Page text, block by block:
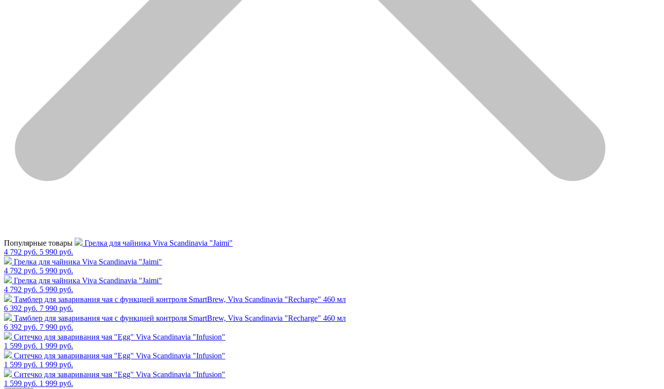
Популярные товары
Грелка для чайника Viva Scandinavia "Jaimi"
4 792 руб. 5 990 руб.
Грелка для чайника Viva Scandinavia "Jaimi"
4 792 руб. 5 990 руб.
Грелка для чайника Viva Scandinavia "Jaimi"
4 792 руб. 5 990 руб.
Тамблер для заваривания чая с функцией контроля SmartBrew, Viva Scandinavia "Recharge" 460 мл
6 392 руб. 7 990 руб.
Тамблер для заваривания чая с функцией контроля SmartBrew, Viva Scandinavia "Recharge" 460 мл
6 392 руб. 7 990 руб.
Cитечко для заваривания чая "Egg" Viva Scandinavia "Infusion"
1 599 руб. 1 999 руб.
Cитечко для заваривания чая "Egg" Viva Scandinavia "Infusion"
1 599 руб. 1 999 руб.
Cитечко для заваривания чая "Egg" Viva Scandinavia "Infusion"
1 599 руб. 1 999 руб.